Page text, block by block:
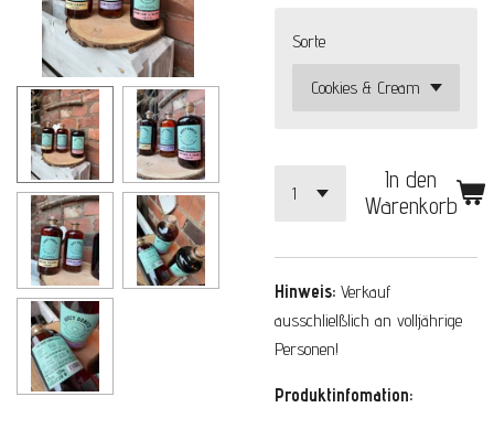
Sorte
In den
Warenkorb
Hinweis: Verkauf
ausschlielßlich an volljährige
Personen!
Produktinfomation: